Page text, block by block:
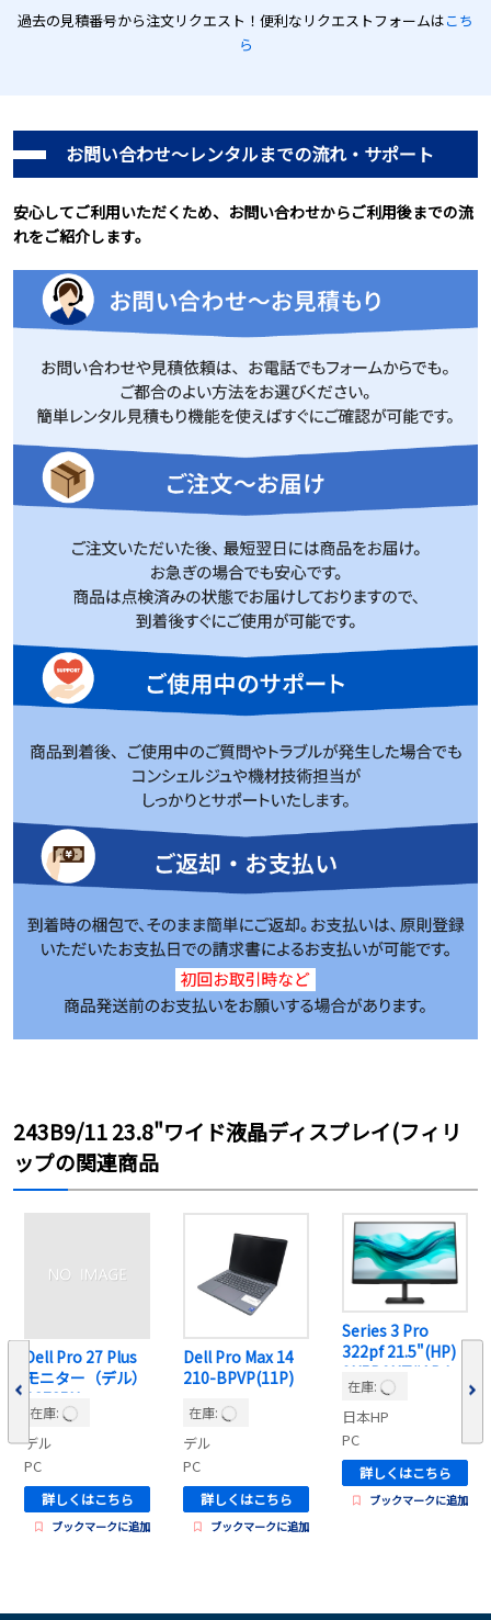
過去の見積番号から注文リクエスト！便利なリクエストフォームはこち
ら
お問い合わせ～レンタルまでの流れ・サポート
安心してご利用いただくため、お問い合わせからご利用後までの流
れをご紹介します。
243B9/11 23.8"ワイド液晶ディスプレイ(フィリ
ップの関連商品
Dell Pro 27 Plus
モニター（デル）
P2725H
在庫:
デル
PC
詳しくはこちら
ブックマークに追加
Dell Pro Max 14
210-BPVP(11P)
在庫:
デル
PC
詳しくはこちら
ブックマークに追加
Series 3 Pro
322pf 21.5"(HP)
9U5B0UT#ABJ
在庫:
日本HP
PC
詳しくはこちら
ブックマークに追加